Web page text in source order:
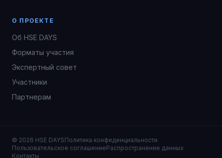
О ПРОЕКТЕ
Об HSE DAYS
Форматы участия
Экспертный совет
Участники
Партнерам
© 2026 HSE DAYSПолитика конфиденциальности
Пользовательское соглашениеРаспространение данных
Контакты